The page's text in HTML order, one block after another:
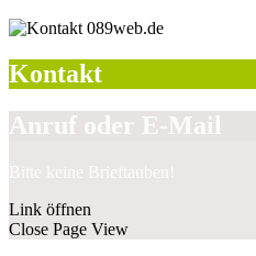
Kontakt
Anruf oder E-Mail
Link öffnen
Close Page View